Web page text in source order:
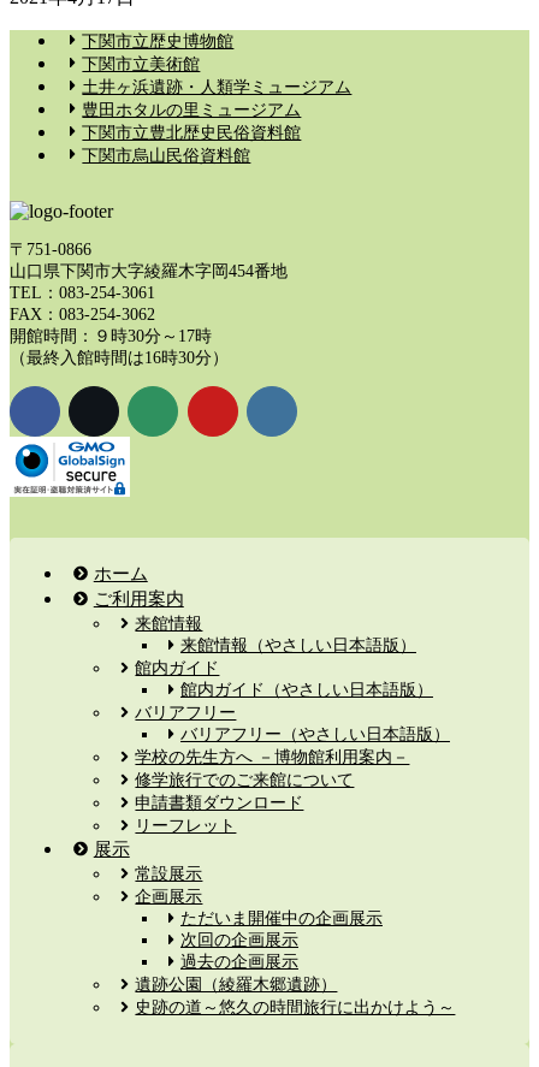
下関市立歴史博物館
下関市立美術館
土井ヶ浜遺跡・人類学ミュージアム
豊田ホタルの里ミュージアム
下関市立豊北歴史民俗資料館
下関市烏山民俗資料館
〒751-0866
山口県下関市大字綾羅木字岡454番地
TEL：083-254-3061
FAX：083-254-3062
開館時間：９時30分～17時
（最終入館時間は16時30分）
ホーム
ご利用案内
来館情報
来館情報（やさしい日本語版）
館内ガイド
館内ガイド（やさしい日本語版）
バリアフリー
バリアフリー（やさしい日本語版）
学校の先生方へ －博物館利用案内－
修学旅行でのご来館について
申請書類ダウンロード
リーフレット
展示
常設展示
企画展示
ただいま開催中の企画展示
次回の企画展示
過去の企画展示
遺跡公園（綾羅木郷遺跡）
史跡の道～悠久の時間旅行に出かけよう～